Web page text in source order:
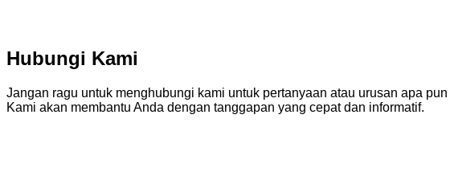
Hubungi Kami
Jangan ragu untuk menghubungi kami untuk pertanyaan atau urusan apa
Kami akan membantu Anda dengan tanggapan yang cepat dan informatif.